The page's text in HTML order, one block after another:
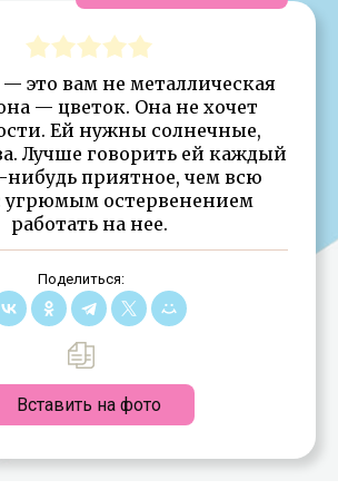
это вам не металлическая
— цветок. Она не хочет
Ей нужны солнечные,
Лучше говорить ей каждый
нибудь приятное, чем всю
угрюмым остервенением
работать на нее.
Поделиться:
Вставить на фото